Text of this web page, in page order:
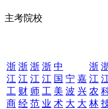
主考院校
浙
江
工
商
浙
江
财
经
浙
江
师
范
浙
江
工
业
中
国
美
术
宁
波
大
嘉
兴
大
浙
江
农
林